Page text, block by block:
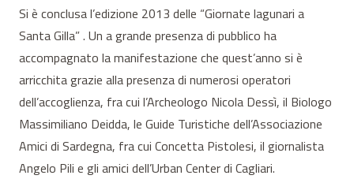
Si è conclusa l’edizione 2013 delle “Giornate lagunari a
Santa Gilla” . Un a grande presenza di pubblico ha
accompagnato la manifestazione che quest’anno si è
arricchita grazie alla presenza di numerosi operatori
dell’accoglienza, fra cui l’Archeologo Nicola Dessì, il Biologo
Massimiliano Deidda, le Guide Turistiche dell’Associazione
Amici di Sardegna, fra cui Concetta Pistolesi, il giornalista
Angelo Pili e gli amici dell’Urban Center di Cagliari.